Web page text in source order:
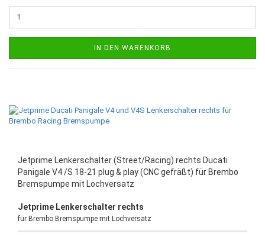
IN DEN WARENKORB
Jetprime Lenkerschalter (Street/Racing) rechts Ducati
Panigale V4 /S 18-21 plug & play (CNC gefräßt) für Brembo
Bremspumpe mit Lochversatz
Jetprime Lenkerschalter rechts
für Brembo Bremspumpe mit Lochversatz